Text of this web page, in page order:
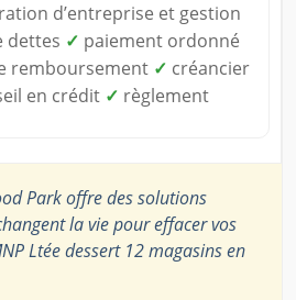
d’entreprise et gestion
dettes ✓ paiement ordonné
remboursement ✓ créancier
en crédit ✓ règlement
Park offre des solutions
la vie pour effacer vos
Ltée dessert 12 magasins en